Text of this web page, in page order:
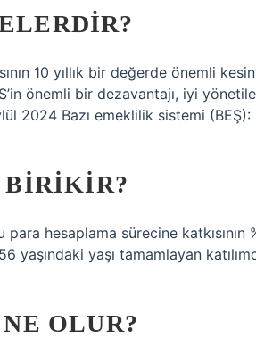
10 yıllık bir değerde önemli
önemli bir dezavantajı, iyi
2024 Bazı emeklilik sistemi (BEŞ):
BIRIKIR?
hesaplama sürecine katkısının
yaşındaki yaşı tamamlayan
OLUR?